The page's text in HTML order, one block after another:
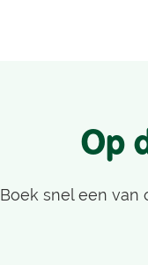
Op
Boek snel een van